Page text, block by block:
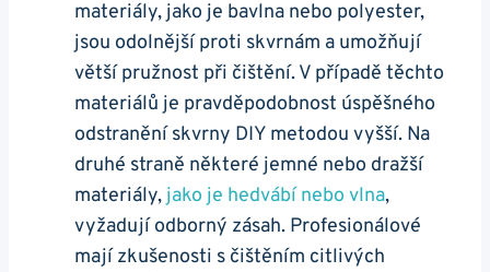
materiály, jako je bavlna nebo polyester,
jsou odolnější proti skvrnám a umožňují
větší pružnost při čištění. V případě těchto
materiálů je pravděpodobnost úspěšného
odstranění skvrny DIY metodou vyšší. Na
druhé straně některé jemné nebo dražší
materiály, jako je hedvábí nebo vlna,
vyžadují odborný zásah. Profesionálové
mají zkušenosti s čištěním citlivých